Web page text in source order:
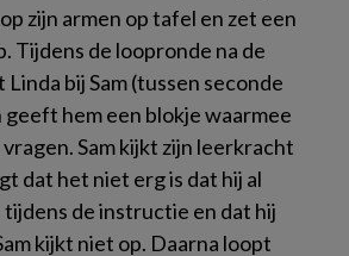
zijn armen op tafel en zet een
Tijdens de loopronde na de
bij Sam (tussen seconde
geeft hem een blokje waarmee
vragen. Sam kijkt zijn leerkracht
dat het niet erg is dat hij al
de instructie en dat hij
kijkt niet op. Daarna loopt